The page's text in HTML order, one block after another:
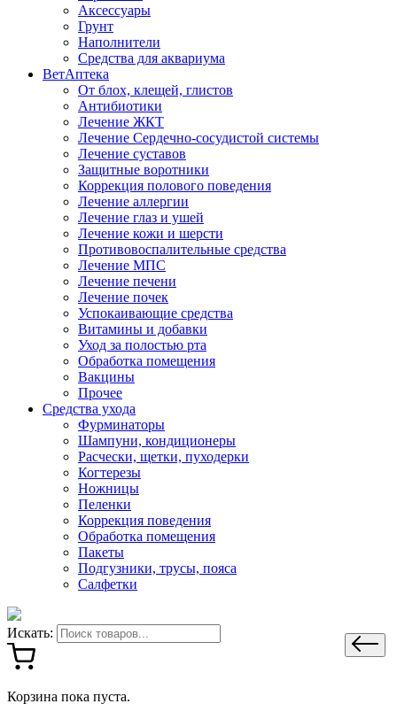
Аксессуары
Грунт
Наполнители
Средства для аквариума
ВетАптека
От блох, клещей, глистов
Антибиотики
Лечение ЖКТ
Лечение Сердечно-сосудистой системы
Лечение суставов
Защитные воротники
Коррекция полового поведения
Лечение аллергии
Лечение глаз и ушей
Лечение кожи и шерсти
Противовоспалительные средства
Лечение МПС
Лечение печени
Лечение почек
Успокаивающие средства
Витамины и добавки
Уход за полостью рта
Обработка помещения
Вакцины
Прочее
Средства ухода
Фурминаторы
Шампуни, кондиционеры
Расчески, щетки, пуходерки
Когтерезы
Ножницы
Пеленки
Коррекция поведения
Обработка помещения
Пакеты
Подгузники, трусы, пояса
Салфетки
Искать:
Корзина пока пуста.